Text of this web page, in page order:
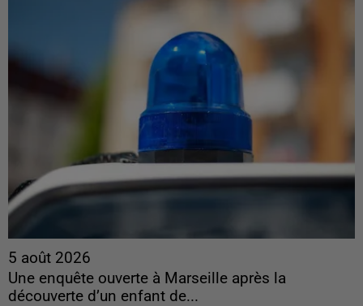
5 août 2026
Une enquête ouverte à Marseille après la
découverte d’un enfant de...